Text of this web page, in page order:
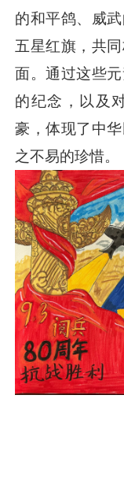
的和平鸽、威
五星红旗，共
面。通过这些
的纪念，以及
豪，体现了中
之不易的珍惜。